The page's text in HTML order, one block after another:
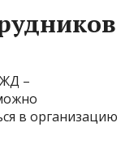
–
в организацию